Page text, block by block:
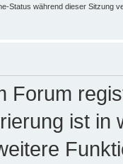
Status während dieser Sitzung
Forum
ist in